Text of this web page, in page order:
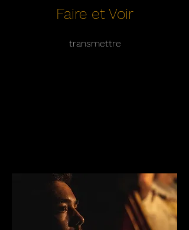
Faire et Voir
transmettre